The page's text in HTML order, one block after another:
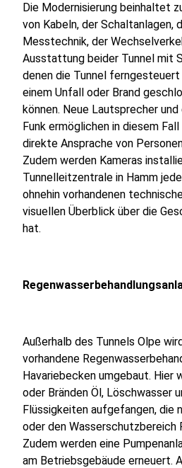
Die Modernisierung beinhaltet
von Kabeln, der Schaltanlagen,
Messtechnik, der
Ausstattung beider Tunnel mit
denen die Tunnel
einem Unfall oder Brand
können. Neue Lautsprecher
Funk ermöglichen in diesem
direkte Ansprache von
Zudem werden Kameras
Tunnelleitzentrale in Hamm
ohnehin vorhandenen
visuellen Überblick über die
hat.
Außerhalb des Tunnels Olpe
vorhandene
Havariebecken umgebaut. Hier
oder Bränden Öl, Löschwasser
Flüssigkeiten aufgefangen, die
oder den Wasserschutzbereich
Zudem werden eine
am Betriebsgebäude erneuert.